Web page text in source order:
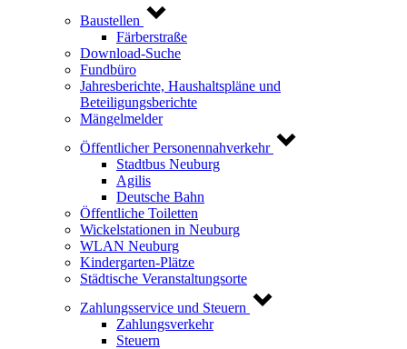
Baustellen
Färberstraße
Download-Suche
Fundbüro
Jahresberichte, Haushaltspläne und
Beteiligungsberichte
Mängelmelder
Öffentlicher Personennahverkehr
Stadtbus Neuburg
Agilis
Deutsche Bahn
Öffentliche Toiletten
Wickelstationen in Neuburg
WLAN Neuburg
Kindergarten-Plätze
Städtische Veranstaltungsorte
Zahlungsservice und Steuern
Zahlungsverkehr
Steuern